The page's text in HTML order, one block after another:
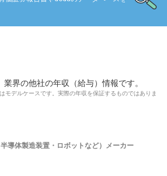
業界の他社の年収（給与）情報です。
モデルケースです。実際の年収を保証するものではありま
導体製造装置・ロボットなど）メーカー